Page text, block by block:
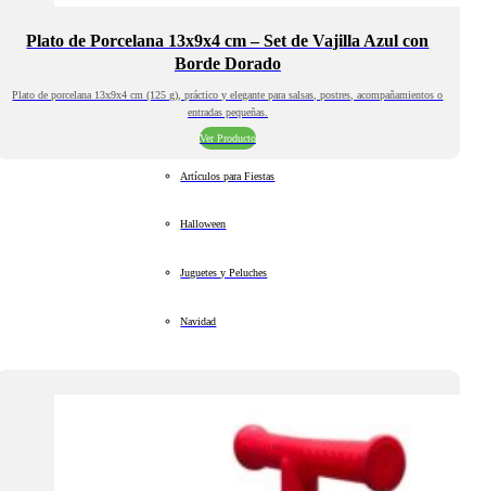
Plato de Porcelana 13x9x4 cm – Set de Vajilla Azul con
Borde Dorado
Plato de porcelana 13x9x4 cm (125 g), práctico y elegante para salsas, postres, acompañamientos o
entradas pequeñas.
Ver Producto
Artículos para Fiestas
Halloween
Juguetes y Peluches
Navidad